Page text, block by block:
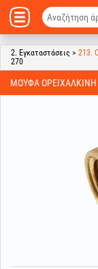
2. Εγκαταστάσεις > 213.
270
ΜΟΎΦΑ ΟΡΕΙΧΆΛΚΙΝΗ